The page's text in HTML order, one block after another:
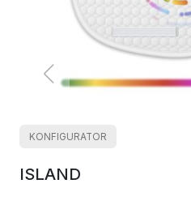
KONFIGURATOR
ISLAND